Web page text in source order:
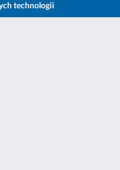
technologii